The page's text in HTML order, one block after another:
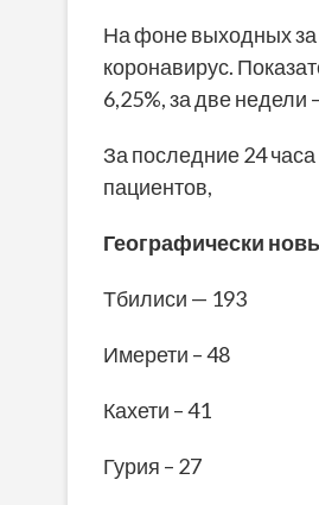
На фоне выходных за
коронавирус.
6,25%, за две недели
За последние 24
пациентов,
Географически
Тбилиси — 193
Имерети – 48
Кахети – 41
Гурия – 27